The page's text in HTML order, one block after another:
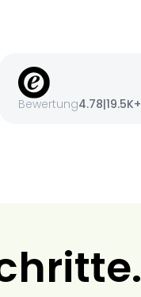
Bewertung4.78|19.5K+